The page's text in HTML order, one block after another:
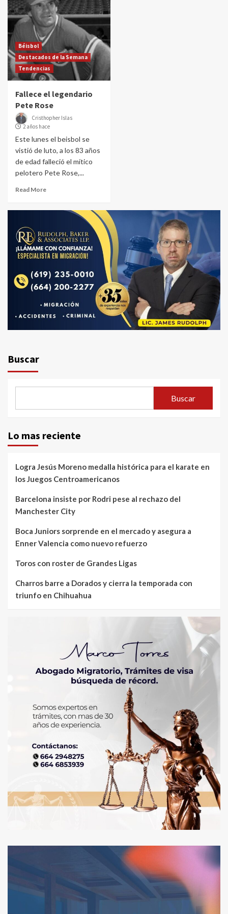
Béisbol
Destacados de la Semana
Tendencias
Fallece el legendario
Pete Rose
Cristhopher Islas
2 años hace
Este lunes el beisbol se
vistió de luto, a los 83 años
de edad falleció el mítico
pelotero Pete Rose,...
Read More
Buscar
Buscar
Lo mas reciente
Logra Jesús Moreno medalla histórica para el karate en
los Juegos Centroamericanos
Barcelona insiste por Rodri pese al rechazo del
Manchester City
Boca Juniors sorprende en el mercado y asegura a
Enner Valencia como nuevo refuerzo
Toros con roster de Grandes Ligas
Charros barre a Dorados y cierra la temporada con
triunfo en Chihuahua